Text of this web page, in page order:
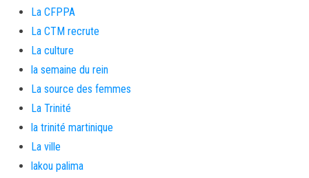
La CFPPA
La CTM recrute
La culture
la semaine du rein
La source des femmes
La Trinité
la trinité martinique
La ville
lakou palima